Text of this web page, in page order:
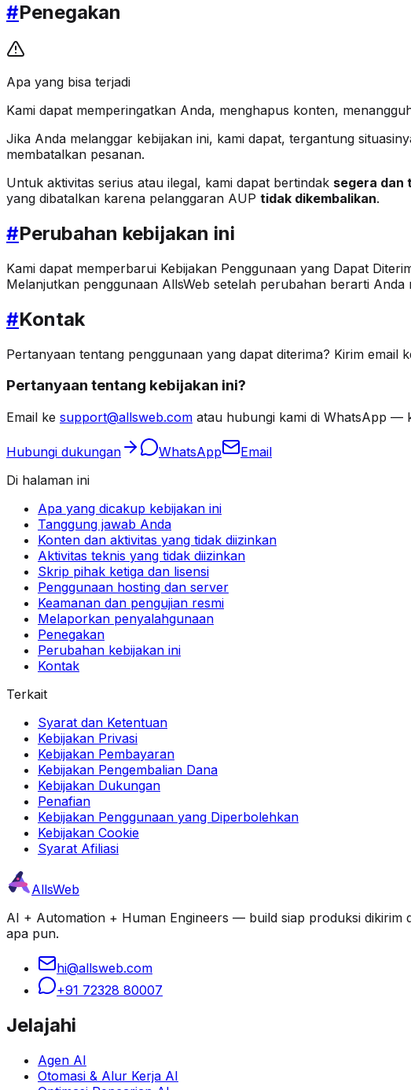
#Penegakan
Apa yang bisa terjadi
Kami dapat memperingatkan Anda, menghapus konten,
Jika Anda melanggar kebijakan ini, kami dapat, tergantung
membatalkan pesanan.
Untuk aktivitas serius atau ilegal, kami dapat bertindak segera dan
yang dibatalkan karena pelanggaran AUP tidak dikembalikan.
#Perubahan kebijakan ini
Kami dapat memperbarui Kebijakan Penggunaan yang Dapat
Melanjutkan penggunaan AllsWeb setelah perubahan berarti Anda
#Kontak
Pertanyaan tentang penggunaan yang dapat diterima? Kirim email
Pertanyaan tentang kebijakan ini?
Email ke support@allsweb.com atau hubungi kami di WhatsApp —
Hubungi dukungan WhatsApp
Email
Di halaman ini
Apa yang dicakup kebijakan ini
Tanggung jawab Anda
Konten dan aktivitas yang tidak diizinkan
Aktivitas teknis yang tidak diizinkan
Skrip pihak ketiga dan lisensi
Penggunaan hosting dan server
Keamanan dan pengujian resmi
Melaporkan penyalahgunaan
Penegakan
Perubahan kebijakan ini
Kontak
Terkait
Syarat dan Ketentuan
Kebijakan Privasi
Kebijakan Pembayaran
Kebijakan Pengembalian Dana
Kebijakan Dukungan
Penafian
Kebijakan Penggunaan yang Diperbolehkan
Kebijakan Cookie
Syarat Afiliasi
AllsWeb
AI + Automation + Human Engineers — build siap produksi dikirim
apa pun.
hi@allsweb.com
+91 72328 80007
Jelajahi
Agen AI
Otomasi & Alur Kerja AI